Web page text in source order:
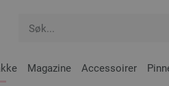
Magazine Accessoirer